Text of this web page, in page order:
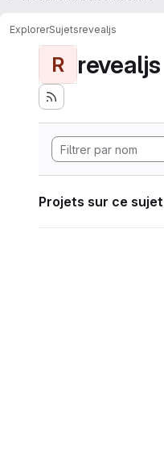
ExplorerSujetsrevealjs
R revealjs
Projets sur ce sujet